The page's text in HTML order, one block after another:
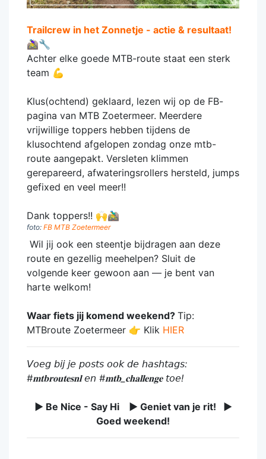
Trailcrew in het Zonnetje - actie & resultaat!
🚵‍♀️🔧
Achter elke goede MTB-route staat een sterk
team 💪
Klus(ochtend) geklaard, lezen wij op de FB-
pagina van MTB Zoetermeer. Meerdere
vrijwillige toppers hebben tijdens de
klusochtend afgelopen zondag onze mtb-
route aangepakt. Versleten klimmen
gerepareerd, afwateringsrollers hersteld, jumps
gefixed en veel meer!!
Dank toppers!! 🙌🚵‍♂️
foto: FB MTB Zoetermeer
Wil jij ook een steentje bijdragen aan deze
route en gezellig meehelpen? Sluit de
volgende keer gewoon aan — je bent van
harte welkom!
Waar fiets jij komend weekend? Tip:
MTBroute Zoetermeer 👉 Klik HIER
𝘝𝘰𝘦𝘨 𝘣𝘪𝘫 𝘫𝘦 𝘱𝘰𝘴𝘵𝘴 𝘰𝘰𝘬 𝘥𝘦 𝘩𝘢𝘴𝘩𝘵𝘢𝘨𝘴:
#𝐦𝐭𝐛𝐫𝐨𝐮𝐭𝐞𝐬𝐧𝐥 𝘦𝘯 #𝐦𝐭𝐛_𝐜𝐡𝐚𝐥𝐥𝐞𝐧𝐠𝐞 𝘵𝘰𝘦!
► Be Nice - Say Hi ► Geniet van je rit! ►
Goed weekend!